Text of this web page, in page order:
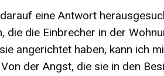
eine Antwort
die die Einbrecher in der
angerichtet haben, kann ich
der Angst, die sie in den